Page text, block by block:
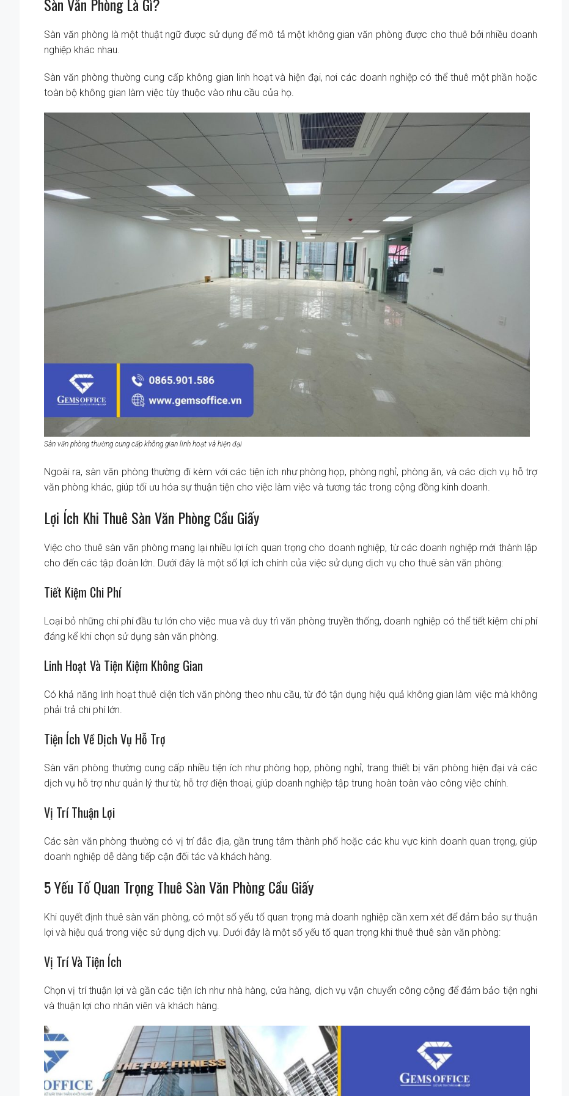
Sàn Văn Phòng Là Gì?
Sàn văn phòng là một thuật ngữ được sử dụng để mô tả một không gian văn phòng được cho thuê bởi nhiều doanh
nghiệp khác nhau.
Sàn văn phòng thường cung cấp không gian linh hoạt và hiện đại, nơi các doanh nghiệp có thể thuê một phần hoặc
toàn bộ không gian làm việc tùy thuộc vào nhu cầu của họ.
Sàn văn phòng thường cung cấp không gian linh hoạt và hiện đại
Ngoài ra, sàn văn phòng thường đi kèm với các tiện ích như phòng họp, phòng nghỉ, phòng ăn, và các dịch vụ hỗ trợ
văn phòng khác, giúp tối ưu hóa sự thuận tiện cho việc làm việc và tương tác trong cộng đồng kinh doanh.
Lợi Ích Khi Thuê Sàn Văn Phòng Cầu Giấy
Việc cho thuê sàn văn phòng mang lại nhiều lợi ích quan trọng cho doanh nghiệp, từ các doanh nghiệp mới thành lập
cho đến các tập đoàn lớn. Dưới đây là một số lợi ích chính của việc sử dụng dịch vụ cho thuê sàn văn phòng:
Tiết Kiệm Chi Phí
Loại bỏ những chi phí đầu tư lớn cho việc mua và duy trì văn phòng truyền thống, doanh nghiệp có thể tiết kiệm chi phí
đáng kể khi chọn sử dụng sàn văn phòng.
Linh Hoạt Và Tiện Kiệm Không Gian
Có khả năng linh hoạt thuê diện tích văn phòng theo nhu cầu, từ đó tận dụng hiệu quả không gian làm việc mà không
phải trả chi phí lớn.
Tiện Ích Về Dịch Vụ Hỗ Trợ
Sàn văn phòng thường cung cấp nhiều tiện ích như phòng họp, phòng nghỉ, trang thiết bị văn phòng hiện đại và các
dịch vụ hỗ trợ như quản lý thư từ, hỗ trợ điện thoại, giúp doanh nghiệp tập trung hoàn toàn vào công việc chính.
Vị Trí Thuận Lợi
Các sàn văn phòng thường có vị trí đắc địa, gần trung tâm thành phố hoặc các khu vực kinh doanh quan trọng, giúp
doanh nghiệp dễ dàng tiếp cận đối tác và khách hàng.
5 Yếu Tố Quan Trọng Thuê Sàn Văn Phòng Cầu Giấy
Khi quyết định thuê sàn văn phòng, có một số yếu tố quan trọng mà doanh nghiệp cần xem xét để đảm bảo sự thuận
lợi và hiệu quả trong việc sử dụng dịch vụ. Dưới đây là một số yếu tố quan trọng khi thuê thuê sàn văn phòng:
Vị Trí Và Tiện Ích
Chọn vị trí thuận lợi và gần các tiện ích như nhà hàng, cửa hàng, dịch vụ vận chuyển công cộng để đảm bảo tiện nghi
và thuận lợi cho nhân viên và khách hàng.